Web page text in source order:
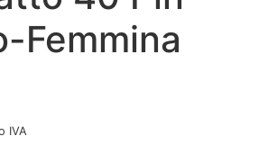
Femmina
IVA